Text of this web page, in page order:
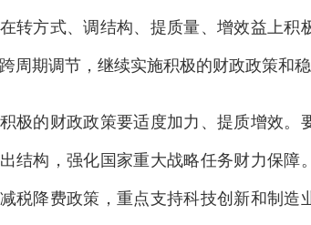
转方式、调结构、提质量、增效益上积
周期调节，继续实施积极的财政政策和
财政政策要适度加力、提质增效。要
结构，强化国家重大战略任务财力保
税降费政策，重点支持科技创新和制